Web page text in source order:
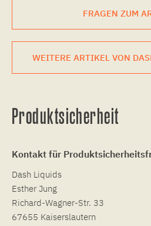
FRAGEN ZUM
WEITERE ARTIKEL VON
Produktsicherheit
Kontakt für
Dash Liquids
Esther Jung
Richard-Wagner-Str. 33
67655 Kaiserslautern